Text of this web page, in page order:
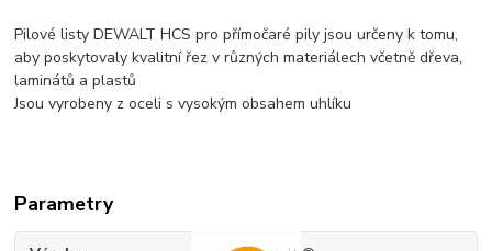
Pilové listy DEWALT HCS pro přímočaré pily jsou určeny k tomu,
aby poskytovaly kvalitní řez v různých materiálech včetně dřeva,
laminátů a plastů
Jsou vyrobeny z oceli s vysokým obsahem uhlíku
Parametry